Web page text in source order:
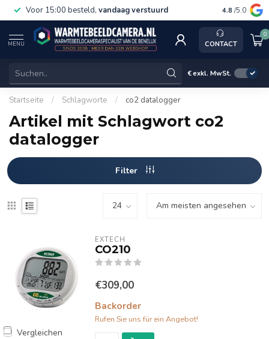
Voor 15:00 besteld, vandaag verstuurd Gratis
4.8 /5.0
MENU CONTACT
0
€exkl. MwSt.
Startseite / Schlagworte / co2 datalogger
Artikel mit Schlagwort co2
datalogger
Filter
Vergleichen
EXTECH
CO210
€309,00
Backorder
Rufen Sie uns für ein Angebot!